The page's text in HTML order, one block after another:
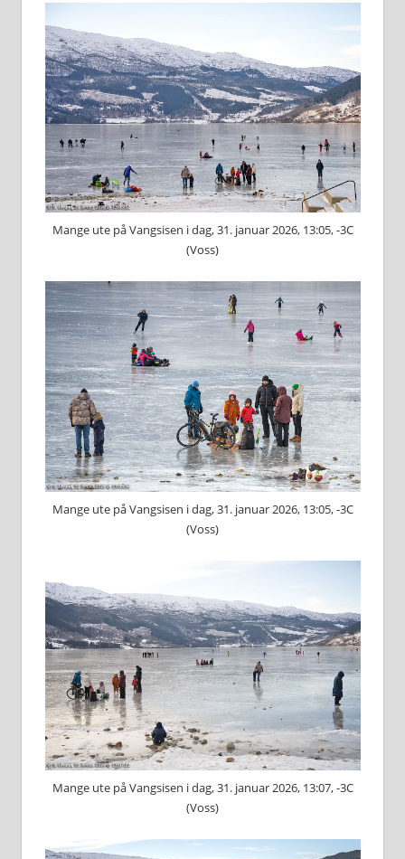
Mange ute på Vangsisen i dag, 31. januar 2026, 13:05, -3C
(Voss)
Mange ute på Vangsisen i dag, 31. januar 2026, 13:05, -3C
(Voss)
Mange ute på Vangsisen i dag, 31. januar 2026, 13:07, -3C
(Voss)